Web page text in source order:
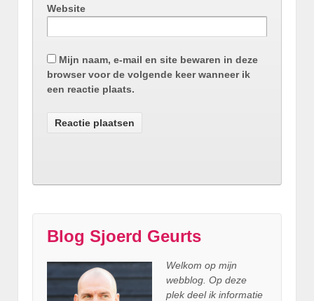
Website
Mijn naam, e-mail en site bewaren in deze
browser voor de volgende keer wanneer ik
een reactie plaats.
Blog Sjoerd Geurts
Welkom op mijn
webblog. Op deze
plek deel ik informatie